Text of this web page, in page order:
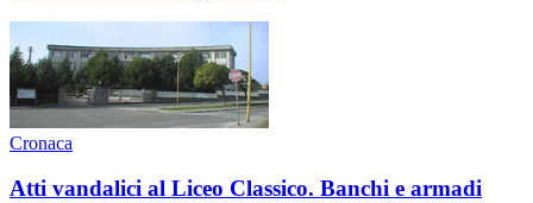
Cronaca
Atti vandalici al Liceo Classico. Banchi e armadi